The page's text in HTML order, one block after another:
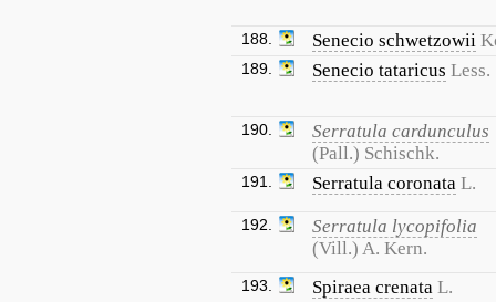
188. Senecio schwetzowii
189. Senecio tataricus Less.
190.
Serratula cardunculus
(Pall.) Schischk.
191. Serratula coronata L.
192.
Serratula lycopifolia
(Vill.) A. Kern.
193. Spiraea crenata L.